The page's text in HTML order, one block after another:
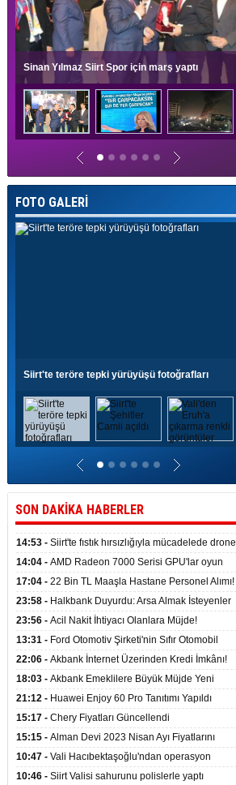
Sinan Yılmaz Siirt Spor için marş yaptı
FOTO GALERİ
Siirt'te teröre tepki yürüyüşü fotoğrafları
SON DAKİKA HABERLER
14:53 - Siirt'te fıstık hırsızlığıyla mücadelede drone
kullanıldı
14:04 - AMD Radeon 7000 Serisi GPU'lar oyun
dünyasında fırtınalar estirdi
17:04 - 22 Bin TL Maaşla Hastane Personel Alımı!
KPSS Şartı, Mülakat Yok! İş Arayanlar İçin…
23:58 - Halkbank Duyurdu: Arsa Almak İsteyenler
Acele Edin!
23:56 - Acil Nakit İhtiyacı Olanlara Müjde!
Bankaların Kredi Faiz Oranları Açıklandı! Uzun
Vadeyle Düşük Faizle Ödeme İmkânı!
13:31 - Ford Otomotiv Şirketi'nin Sıfır Otomobil
Kampanyasıyla Avantajlı Fiyatlar ve Takas İmkânı!
22:06 - Akbank İnternet Üzerinden Kredi İmkânı!
18:03 - Akbank Emeklilere Büyük Müjde Yeni
Avantajlar Sizi Bekliyor!
21:12 - Huawei Enjoy 60 Pro Tanıtımı Yapıldı
15:17 - Chery Fiyatları Güncellendi
15:15 - Alman Devi 2023 Nisan Ayı Fiyatlarını
Açıkladı
10:47 - Vali Hacıbektaşoğlu'ndan operasyon
bölgesinde inceleme
10:46 - Siirt Valisi sahurunu polislerle yaptı